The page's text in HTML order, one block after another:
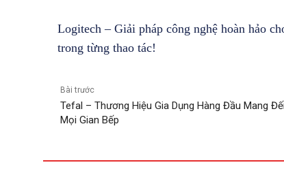
Logitech – Giải pháp công nghệ hoàn hảo
trong từng thao tác!
Bài trước
Tefal – Thương Hiệu Gia Dụng Hàng Đầu Mang
Mọi Gian Bếp